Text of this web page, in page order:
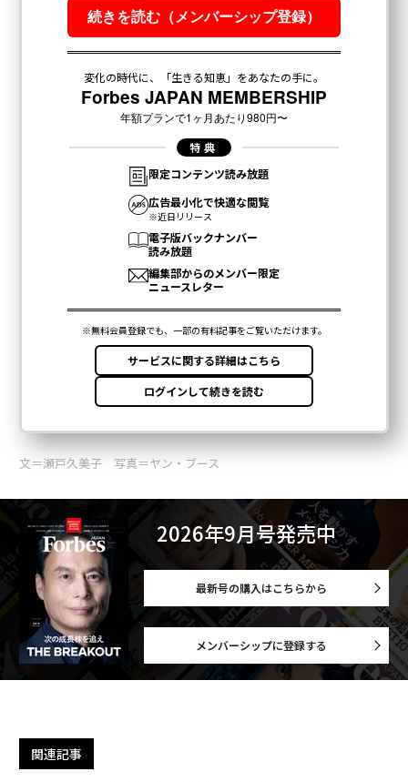
文＝瀬戸久美子 写真＝ヤン・ブース
2026年9月号発売中
最新号の購入はこちらから
メンバーシップに登録する
関連記事